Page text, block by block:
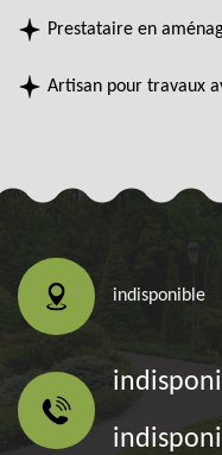
Prestataire en
Artisan pour travaux
indisponible